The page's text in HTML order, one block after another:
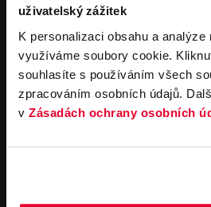
uživatelský zážitek
K personalizaci obsahu a
využíváme soubory cookie.
souhlasíte s používáním všech
zpracováním osobních údajů.
v Zásadách ochrany osobních
Carsharing
Autopůjčovna
Operativní leasing
Servisní služby
Servis